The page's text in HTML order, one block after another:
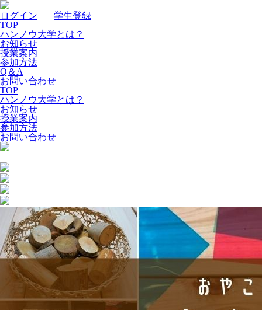
ログイン
学生登録
TOP
ハンノウ大学とは？
お知らせ
授業案内
参加方法
Q＆A
お問い合わせ
TOP
ハンノウ大学とは？
お知らせ
授業案内
参加方法
お問い合わせ